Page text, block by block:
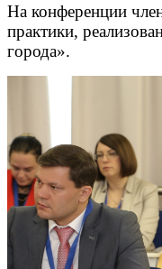
На конференции
практики,
города».